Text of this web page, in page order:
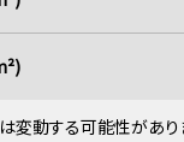
変動する可能性があり